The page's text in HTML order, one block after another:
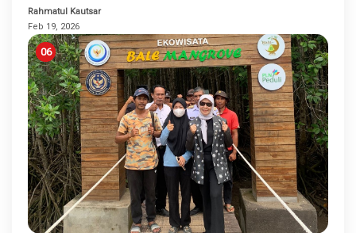
Rahmatul Kautsar
Feb 19, 2026